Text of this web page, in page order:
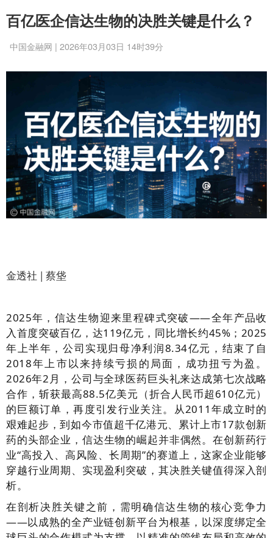
百亿医企信达生物的决胜关键是什么？
中国金融网 | 2026年03月03日 14时39分
金透社 | 蔡垡
2025年，信达生物迎来里程碑式突破——全年产品收
入首度突破百亿，达119亿元，同比增长约45%；2025
年上半年，公司实现归母净利润8.34亿元，结束了自
2018年上市以来持续亏损的局面，成功扭亏为盈。
2026年2月，公司与全球医药巨头礼来达成第七次战略
合作，斩获最高88.5亿美元（折合人民币超610亿元）
的巨额订单，再度引发行业关注。从2011年成立时的
艰难起步，到如今市值超千亿港元、累计上市17款创新
药的头部企业，信达生物的崛起并非偶然。在创新药行
业“高投入、高风险、长周期”的赛道上，这家企业能够
穿越行业周期、实现盈利突破，其决胜关键值得深入剖
析。
在剖析决胜关键之前，需明确信达生物的核心竞争力
——以成熟的全产业链创新平台为根基，以深度绑定全